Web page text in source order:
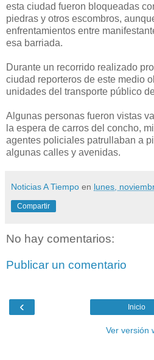
esta ciudad fueron bloqueadas
piedras y otros escombros,
enfrentamientos entre
esa barriada.
Durante un recorrido realizado
ciudad reporteros de este medio
unidades del transporte público
Algunas personas fueron vistas
la espera de carros del concho,
agentes policiales patrullaban a
algunas calles y avenidas.
Noticias A Tiempo en lunes,
Compartir
No hay comentarios:
Publicar un comentario
‹ Inicio
Ver versión